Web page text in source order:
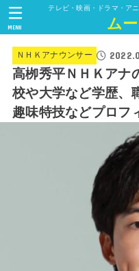
テレビ・映画・ドラマ・ア
ム
MENU
ＮＨＫアナウンサー
高栁秀平ＮＨＫアナ
校や大学など学歴、
趣味特技などプロフ